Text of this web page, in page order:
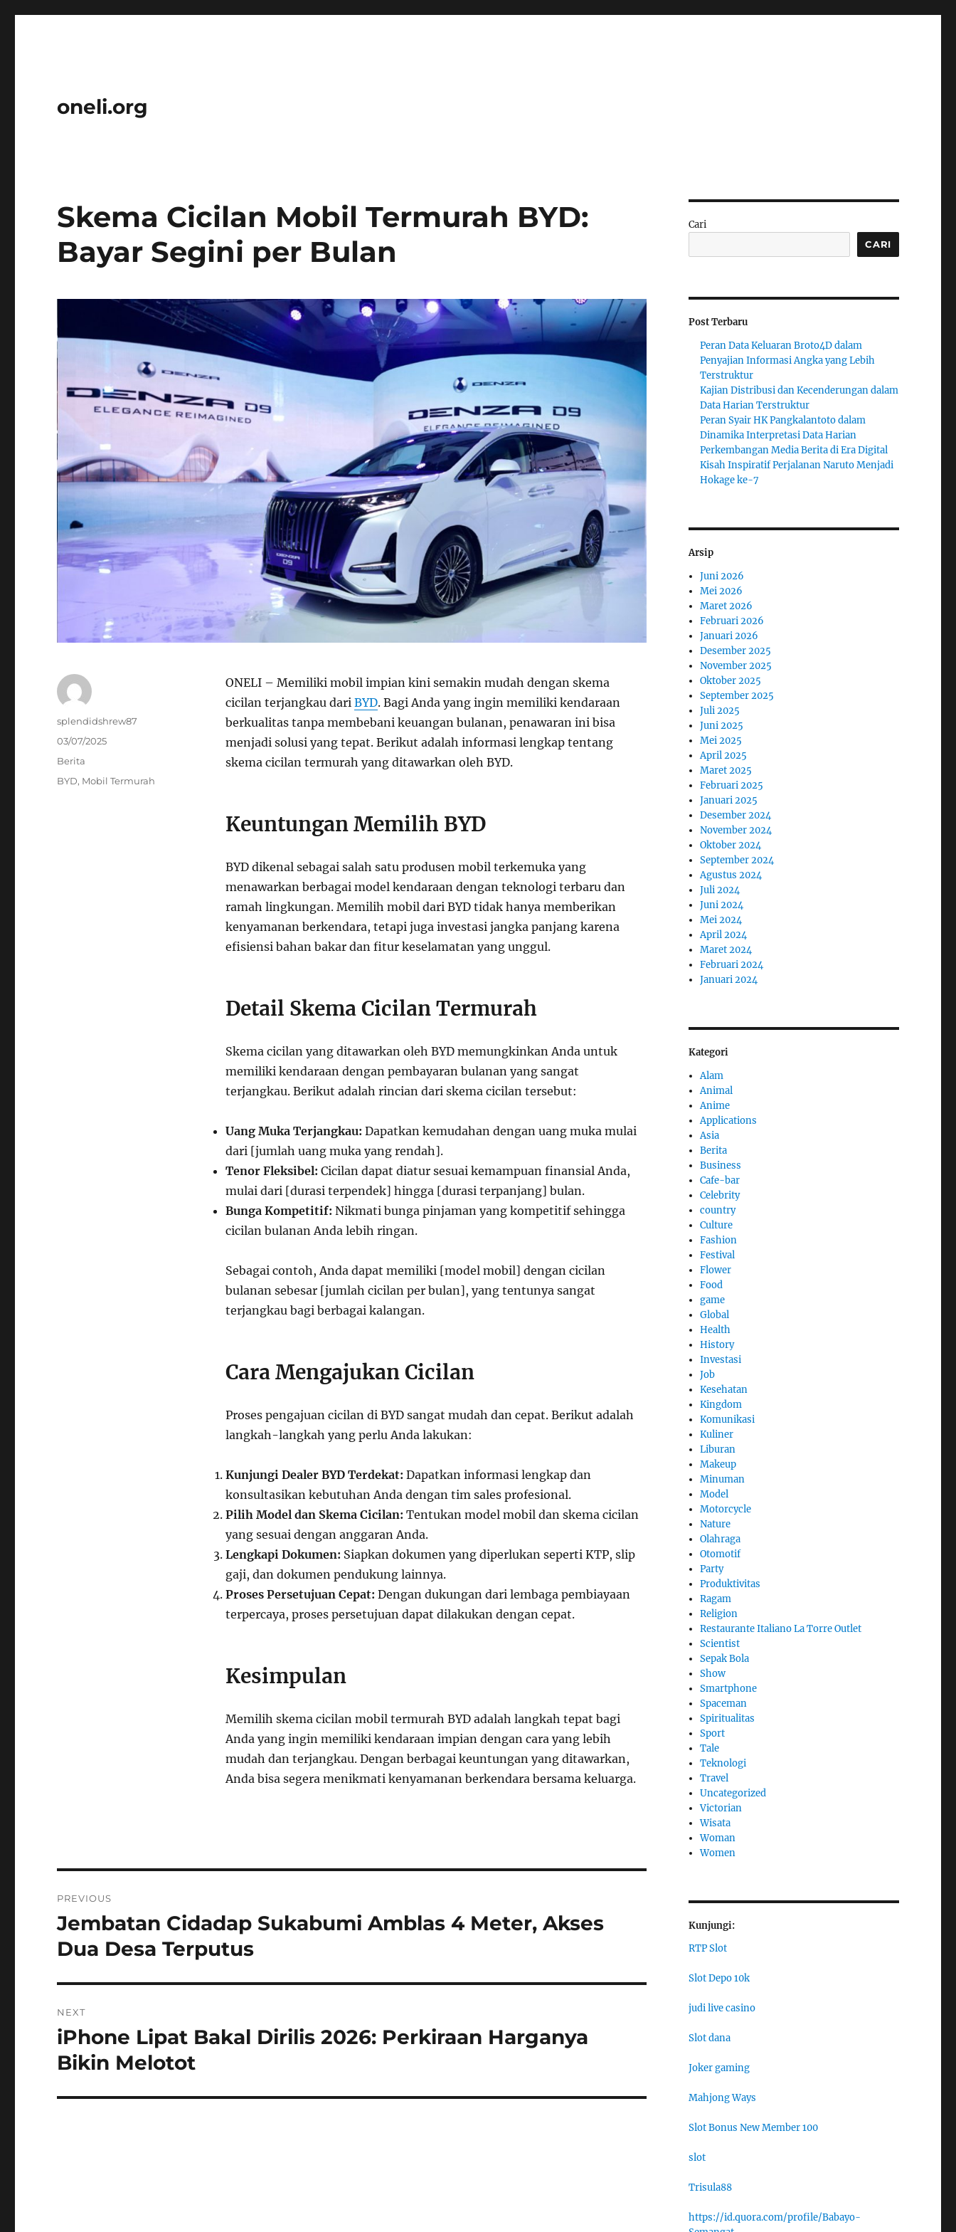
oneli.org
Skema Cicilan Mobil Termurah BYD:
Bayar Segini per Bulan
ONELI – Memiliki mobil impian kini semakin mudah dengan skema
cicilan terjangkau dari BYD. Bagi Anda yang ingin memiliki kendaraan
berkualitas tanpa membebani keuangan bulanan, penawaran ini bisa
menjadi solusi yang tepat. Berikut adalah informasi lengkap tentang
skema cicilan termurah yang ditawarkan oleh BYD.
Keuntungan Memilih BYD
BYD dikenal sebagai salah satu produsen mobil terkemuka yang
menawarkan berbagai model kendaraan dengan teknologi terbaru dan
ramah lingkungan. Memilih mobil dari BYD tidak hanya memberikan
kenyamanan berkendara, tetapi juga investasi jangka panjang karena
efisiensi bahan bakar dan fitur keselamatan yang unggul.
Detail Skema Cicilan Termurah
Skema cicilan yang ditawarkan oleh BYD memungkinkan Anda untuk
memiliki kendaraan dengan pembayaran bulanan yang sangat
terjangkau. Berikut adalah rincian dari skema cicilan tersebut:
Uang Muka Terjangkau: Dapatkan kemudahan dengan uang muka mulai
dari [jumlah uang muka yang rendah].
Tenor Fleksibel: Cicilan dapat diatur sesuai kemampuan finansial Anda,
mulai dari [durasi terpendek] hingga [durasi terpanjang] bulan.
Bunga Kompetitif: Nikmati bunga pinjaman yang kompetitif sehingga
cicilan bulanan Anda lebih ringan.
Sebagai contoh, Anda dapat memiliki [model mobil] dengan cicilan
bulanan sebesar [jumlah cicilan per bulan], yang tentunya sangat
terjangkau bagi berbagai kalangan.
Cara Mengajukan Cicilan
Proses pengajuan cicilan di BYD sangat mudah dan cepat. Berikut adalah
langkah-langkah yang perlu Anda lakukan:
Kunjungi Dealer BYD Terdekat: Dapatkan informasi lengkap dan
konsultasikan kebutuhan Anda dengan tim sales profesional.
Pilih Model dan Skema Cicilan: Tentukan model mobil dan skema cicilan
yang sesuai dengan anggaran Anda.
Lengkapi Dokumen: Siapkan dokumen yang diperlukan seperti KTP, slip
gaji, dan dokumen pendukung lainnya.
Proses Persetujuan Cepat: Dengan dukungan dari lembaga pembiayaan
terpercaya, proses persetujuan dapat dilakukan dengan cepat.
Kesimpulan
Memilih skema cicilan mobil termurah BYD adalah langkah tepat bagi
Anda yang ingin memiliki kendaraan impian dengan cara yang lebih
mudah dan terjangkau. Dengan berbagai keuntungan yang ditawarkan,
Anda bisa segera menikmati kenyamanan berkendara bersama keluarga.
Author
splendidshrew87
Posted
03/07/2025
Categories
Berita
Tags
BYD, Mobil Termurah
pos
PREVIOUS
Previous
post:
Jembatan Cidadap Sukabumi Amblas 4 Meter, Akses
Dua Desa Terputus
NEXT
Next
post:
iPhone Lipat Bakal Dirilis 2026: Perkiraan Harganya
Bikin Melotot
Cari
CARI
Post Terbaru
Peran Data Keluaran Broto4D dalam
Penyajian Informasi Angka yang Lebih
Terstruktur
Kajian Distribusi dan Kecenderungan dalam
Data Harian Terstruktur
Peran Syair HK Pangkalantoto dalam
Dinamika Interpretasi Data Harian
Perkembangan Media Berita di Era Digital
Kisah Inspiratif Perjalanan Naruto Menjadi
Hokage ke-7
Arsip
Juni 2026
Mei 2026
Maret 2026
Februari 2026
Januari 2026
Desember 2025
November 2025
Oktober 2025
September 2025
Juli 2025
Juni 2025
Mei 2025
April 2025
Maret 2025
Februari 2025
Januari 2025
Desember 2024
November 2024
Oktober 2024
September 2024
Agustus 2024
Juli 2024
Juni 2024
Mei 2024
April 2024
Maret 2024
Februari 2024
Januari 2024
Kategori
Alam
Animal
Anime
Applications
Asia
Berita
Business
Cafe-bar
Celebrity
country
Culture
Fashion
Festival
Flower
Food
game
Global
Health
History
Investasi
Job
Kesehatan
Kingdom
Komunikasi
Kuliner
Liburan
Makeup
Minuman
Model
Motorcycle
Nature
Olahraga
Otomotif
Party
Produktivitas
Ragam
Religion
Restaurante Italiano La Torre Outlet
Scientist
Sepak Bola
Show
Smartphone
Spaceman
Spiritualitas
Sport
Tale
Teknologi
Travel
Uncategorized
Victorian
Wisata
Woman
Women
Kunjungi:
RTP Slot
Slot Depo 10k
judi live casino
Slot dana
Joker gaming
Mahjong Ways
Slot Bonus New Member 100
slot
Trisula88
https://id.quora.com/profile/Babayo-